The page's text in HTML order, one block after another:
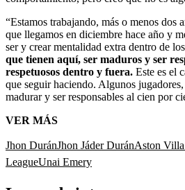
“Estamos trabajando, más o menos dos
que llegamos en diciembre hace año y
ser y crear mentalidad extra dentro de
que tienen aquí, ser maduros y ser
respetuosos dentro y fuera. Este es el
que seguir haciendo. Algunos
madurar y ser responsables al cien por
VER MÁS
Jhon DuránJhon Jáder DuránAston
LeagueUnai Emery